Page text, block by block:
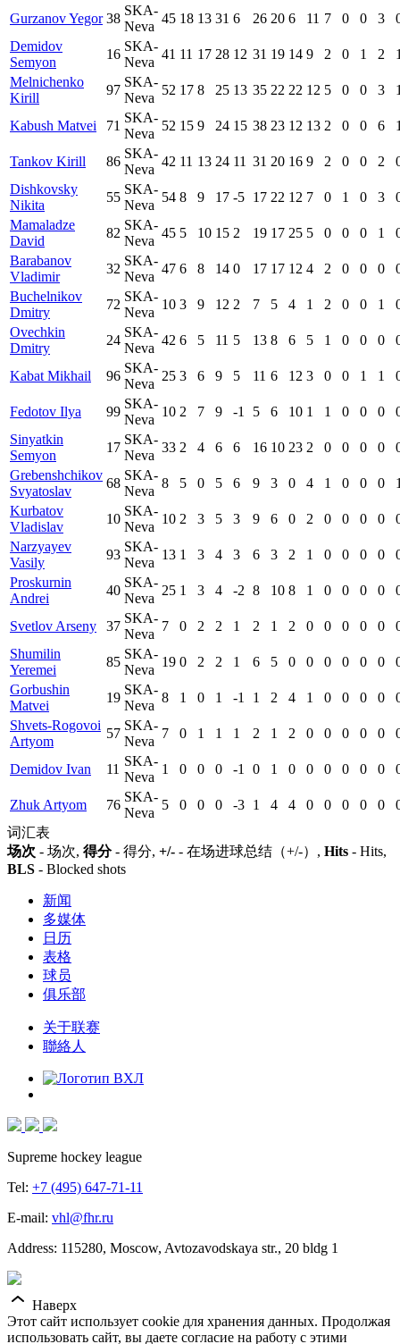
Gurzanov Yegor 38
SKA-
Neva
45 18 13 31 6 26 20 6 11 7 0 0 3
Demidov
Semyon
16
SKA-
Neva
41 11 17 28 12 31 19 14 9 2 0 1 2
Melnichenko
Kirill
97
SKA-
Neva
52 17 8 25 13 35 22 22 12 5 0 0 3
Kabush Matvei 71
SKA-
Neva
52 15 9 24 15 38 23 12 13 2 0 0 6
Tankov Kirill 86
SKA-
Neva
42 11 13 24 11 31 20 16 9 2 0 0 2
Dishkovsky
Nikita
55
SKA-
Neva
54 8 9 17 -5 17 22 12 7 0 1 0 3
Mamaladze
David
82
SKA-
Neva
45 5 10 15 2 19 17 25 5 0 0 0 1
Barabanov
Vladimir
32
SKA-
Neva
47 6 8 14 0 17 17 12 4 2 0 0 0
Buchelnikov
Dmitry
72
SKA-
Neva
10 3 9 12 2 7 5 4 1 2 0 0 1
Ovechkin
Dmitry
24
SKA-
Neva
42 6 5 11 5 13 8 6 5 1 0 0 0
Kabat Mikhail 96
SKA-
Neva
25 3 6 9 5 11 6 12 3 0 0 1 1
Fedotov Ilya 99
SKA-
Neva
10 2 7 9 -1 5 6 10 1 1 0 0 0
Sinyatkin
Semyon
17
SKA-
Neva
33 2 4 6 6 16 10 23 2 0 0 0 0
Grebenshchikov
Svyatoslav
68
SKA-
Neva
8 5 0 5 6 9 3 0 4 1 0 0 0
Kurbatov
Vladislav
10
SKA-
Neva
10 2 3 5 3 9 6 0 2 0 0 0 0
Narzyayev
Vasily
93
SKA-
Neva
13 1 3 4 3 6 3 2 1 0 0 0 0
Proskurnin
Andrei
40
SKA-
Neva
25 1 3 4 -2 8 10 8 1 0 0 0 0
Svetlov Arseny 37
SKA-
Neva
7 0 2 2 1 2 1 2 0 0 0 0 0
Shumilin
Yeremei
85
SKA-
Neva
19 0 2 2 1 6 5 0 0 0 0 0 0
Gorbushin
Matvei
19
SKA-
Neva
8 1 0 1 -1 1 2 4 1 0 0 0 0
Shvets-Rogovoi
Artyom
57
SKA-
Neva
7 0 1 1 1 2 1 2 0 0 0 0 0
Demidov Ivan 11
SKA-
Neva
1 0 0 0 -1 0 1 0 0 0 0 0 0
Zhuk Artyom 76
SKA-
Neva
5 0 0 0 -3 1 4 4 0 0 0 0 0
词汇表
场次 - 场次, 得分- 得分, +/- - 在场进球总结（+/-）, Hits - Hits,
BLS - Blocked shots
新闻
多媒体
日历
表格
球员
俱乐部
关于联赛
聯絡人
Supreme hockey league
Tel: +7 (495) 647-71-11
E-mail: vhl@fhr.ru
Address: 115280, Moscow, Avtozavodskaya str., 20 bldg 1
Наверх
Этот сайт использует cookie для хранения данных. Продолжая
использовать сайт, вы даете согласие на работу с этими